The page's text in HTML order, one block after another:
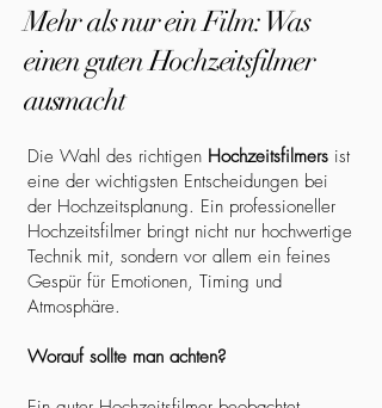
Mehr als nur ein Film: Was
einen guten Hochzeitsfilmer
ausmacht
Die Wahl des richtigen Hochzeitsfilmers ist
eine der wichtigsten Entscheidungen bei
der Hochzeitsplanung. Ein professioneller
Hochzeitsfilmer bringt nicht nur hochwertige
Technik mit, sondern vor allem ein feines
Gespür für Emotionen, Timing und
Atmosphäre.
Worauf sollte man achten?